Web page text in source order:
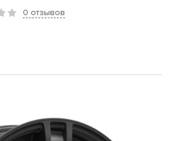
0 отзывов